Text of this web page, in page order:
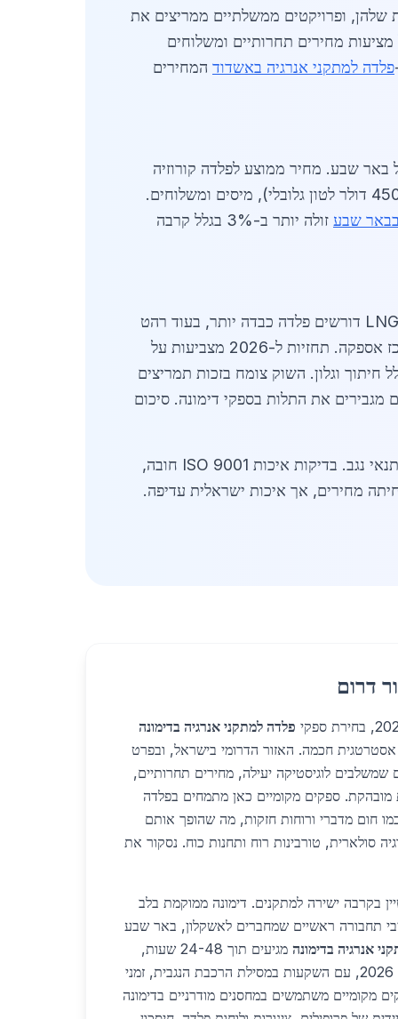
שלהן, ופרויקטים ממשלתיים ממריצים את
מציעות מחירים תחרותיים ומשלוחים
פלדה למתקני אנרגיה באשדוד המחירים
ויבואנים מנמל באר שבע. מחיר ממוצע לפלדה קורוזיה
עמידה: 6,200 ש"ח לטון, עם הנחות לכמויות מעל 50 טון. תנודות מחירים מושפעות ממחירי הברזל הגולמי (450 דולר לטון גלובלי), מיסים ומשלוחים.
בבאר שבע
זולה יותר ב-3% בגלל קרבה
. באשקלון, פרויקטי LNG דורשים פלדה כבדה יותר, בעוד רהט
הביקוש גבוה ב-30%, אך דימונה משמשת כמרכז אספקה. תחזיות ל-2026 מצביעות על
חיתוך וגלון. השוק צומח בזכות תמריצים
ברהט ובקריית גת, פרויקטים דומים מגבירים את התלות בספקי דימונה. סיכום
הרחבה נוספת: סוגי פלדה ספציפיים כוללים פלדה CORTEN לפלטפורמות חשופות, עם עמידות של 50 שנה בתנאי נגב. בדיקות איכות ISO 9001 חובה,
עם יבוא סיני מפחיתה מחירים, אך איכות ישראלית עדיפה.
דרום
פלדה למתקני אנרגיה בדימונה
חכמה. האזור הדרומי בישראל, ובפרט
שמשלבים לוגיסטיקה יעילה, מחירים תחרותיים,
מובהקת. ספקים מקומיים כאן מתמחים בפלדה
חום מדברי ורוחות חזקות, מה שהופך אותם
סולארית, טורבינות רוח ותחנות כוח. נסקור את
בקרבה ישירה למתקנים. דימונה ממוקמת בלב
לכביש 25 ולנתיבי תחבורה ראשיים שמחברים לאשקלון, באר שבע
אנרגיה בדימונה
מגיעים תוך 24-48 שעות,
לעומת שבועות במרכז. בשנת 2026, עם השקעות במסילת הרכבת הנגבית, זמני
מקומיים משתמשים במחסנים מודרניים בדימונה